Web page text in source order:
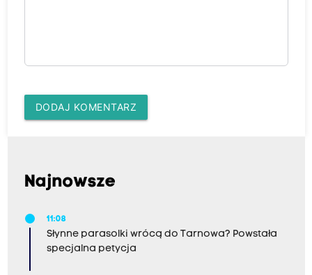
DODAJ KOMENTARZ
Najnowsze
11:08
Słynne parasolki wrócą do Tarnowa? Powstała
specjalna petycja